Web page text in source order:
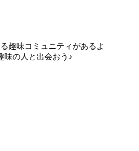
趣味コミュニティがあるよ
味の人と出会おう♪